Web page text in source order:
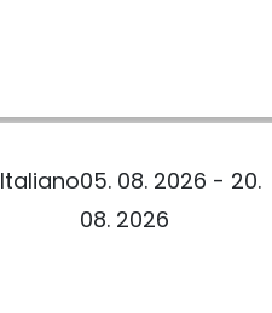
Italiano05. 08. 2026 - 20.
08. 2026